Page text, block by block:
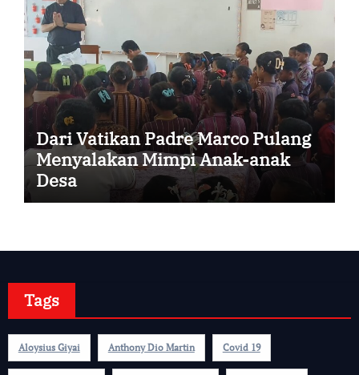
Dari Vatikan Padre Marco Pulang
Menyalakan Mimpi Anak-anak
Desa
Tags
Aloysius Giyai Anthony Dio Martin Covid 19